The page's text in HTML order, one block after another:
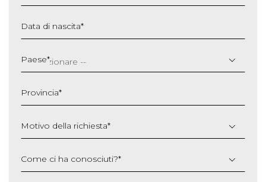
Data di nascita*
slash
MM
AAAA
Paese*
Provincia*
Motivo della richiesta*
Come ci ha conosciuti?*